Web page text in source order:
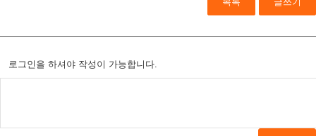
로그인을 하셔야 작성이 가능합니다.